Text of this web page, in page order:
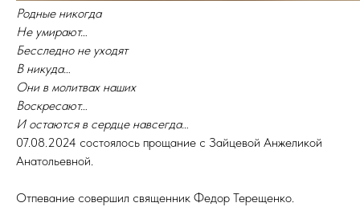
Родные никогда
Не умирают…
Бесследно не уходят
В никуда…
Они в молитвах наших
Воскресают…
И остаются в сердце навсегда…
07.08.2024 состоялось прощание с Зайцевой Анжеликой
Анатольевной.
Отпевание совершил священник Федор Терещенко.